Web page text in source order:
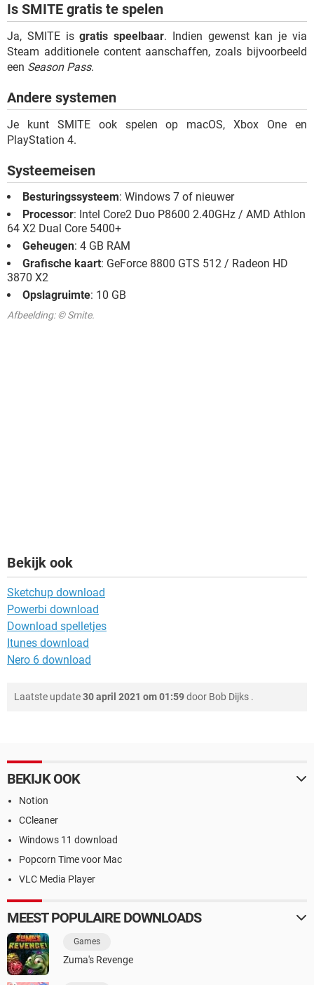
Is SMITE gratis te spelen
Ja, SMITE isgratis speelbaar. Indien gewenst kan je via
Steam additionele content aanschaffen, zoals bijvoorbeeld
een Season Pass.
Andere systemen
Je kunt SMITE ook spelen op macOS, Xbox One en
PlayStation 4.
Systeemeisen
Besturingssysteem: Windows 7 of nieuwer
Processor: Intel Core2 Duo P8600 2.40GHz / AMD Athlon
64 X2 Dual Core 5400+
Geheugen: 4 GB RAM
Grafische kaart: GeForce 8800 GTS 512 / Radeon HD
3870 X2
Opslagruimte: 10 GB
Afbeelding: © Smite.
Bekijk ook
Sketchup download
Powerbi download
Download spelletjes
Itunes download
Nero 6 download
Laatste update30 april 2021 om 01:59door Bob Dijks .
BEKIJK OOK
Notion
CCleaner
Windows 11 download
Popcorn Time voor Mac
VLC Media Player
MEEST POPULAIRE DOWNLOADS
Games
Zuma's Revenge